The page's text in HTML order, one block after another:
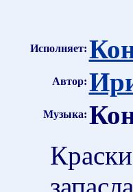
Исполняет:
Автор:
Музыка: